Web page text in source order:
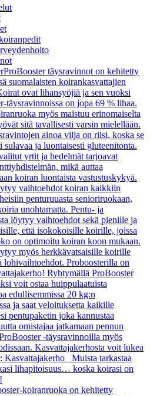
ProBooster täysravinnot on kehitetty
suomalaisten koirankasvattajien
ovat lihansyöjiä ja sen vuoksi
täysravinnoissa on jopa 69 % lihaa.
myös maistuu erinomaiselta
sitä tavallisesti varsin mielellään.
ainoa vilja on riisi, koska se
sulavaa ja luontaisesti gluteenitonta.
yrtit ja hedelmät tarjoavat
mikä auttaa
koiran luontaista vastustuskykyä.
vaihtoehdot koiran kaikkiin
penturuuasta senioriruokaan,
unohtamatta. Pentu- ja
löytyy vaihtoehdot sekä pienille ja
että isokokoisille koirille, joissa
on optimoitu koiran koon mukaan.
myös herkkävatsaisille koirille
lohivaihtoehdot. Proboosterilla on
Ryhtymällä ProBooster
voit ostaa huippulaatuista
edullisemmissa 20 kg:n
ja saat veloituksetta kaikille
pentupaketin joka kannustaa
omistajaa jatkamaan pennun
-täysravinnoilla myös
Kasvattajakerhosta voit lukea
Kasvattajakerho Muista tarkastaa
lihapitoisuus… koska koirasi on
koiranruoka on kehitetty